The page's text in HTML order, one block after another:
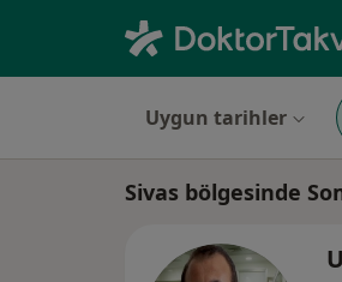
Uygun tarihler
Sivas bölgesinde